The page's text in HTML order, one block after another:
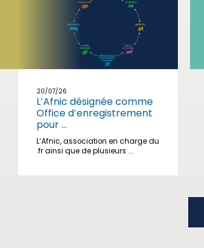
20/07/26
L’Afnic désignée comme
Office d’enregistrement
pour ...
L’Afnic, association en charge du
.fr ainsi que de plusieurs ...